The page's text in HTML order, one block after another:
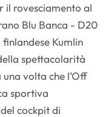
il rovesciamento al
Blu Banca - D20
Kumlin
spettacolarità
volta che l’Off
sportiva
cockpit di